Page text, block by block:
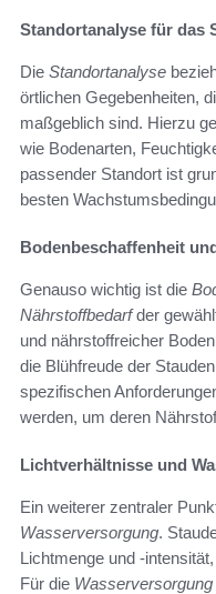
Standortanalyse für das
Die Standortanalyse
örtlichen Gegebenheiten,
maßgeblich sind. Hierzu
wie Bodenarten,
passender Standort ist
besten
Bodenbeschaffenheit
Genauso wichtig ist die
Nährstoffbedarfder
und nährstoffreicher
die Blühfreude der
spezifischen
werden, um deren
Lichtverhältnisse und
Ein weiterer zentraler
Wasserversorgung.
Lichtmenge und -
Für die Wasserversorgung